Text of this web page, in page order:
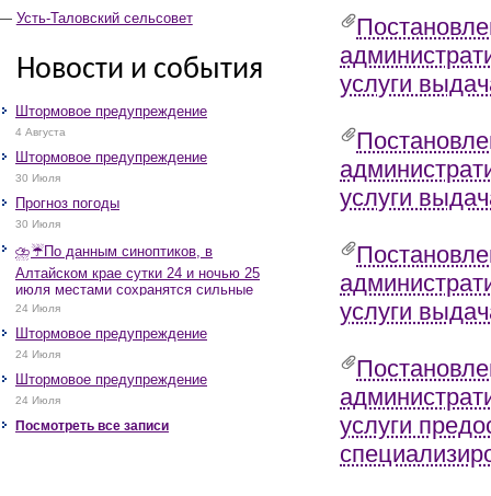
Усть-Таловский сельсовет
Новости и события
Штормовое предупреждение
4 Августа
Штормовое предупреждение
30 Июля
Прогноз погоды
30 Июля
⛈️☔️По данным синоптиков, в
Алтайском крае сутки 24 и ночью 25
июля местами сохранятся сильные
дожди, грозы, при грозах очень
крупный град, шквалистое усиление
ветра до 17-22 м/с, местами порывы
25 м/с и более.
24 Июля
Штормовое предупреждение
24 Июля
Штормовое предупреждение
24 Июля
Посмотреть все записи
услуги
услуги
услуги
услуги